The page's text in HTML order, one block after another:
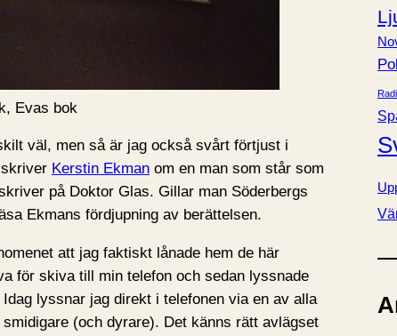
Evas bok
väl, men så är jag också svårt förtjust i
Kerstin Ekman om en man som står som
på Doktor Glas. Gillar man Söderbergs
Ekmans fördjupning av berättelsen.
att jag faktiskt lånade hem de här
för skiva till min telefon och sedan lyssnade
lyssnar jag direkt i telefonen via en av alla
(och dyrare). Det känns rätt avlägset